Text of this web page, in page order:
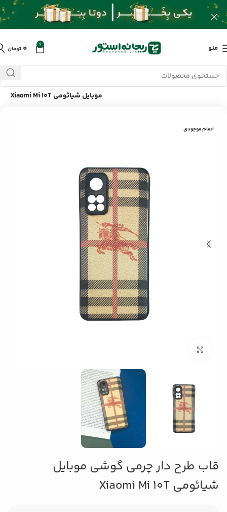
منو 0 ۰ تومان
خانه/محصولات/لوازم جانبی موبایل/قاب طرح دار چرمی گوشی
موبایل شیائومی Xiaomi Mi 10T
اتمام موجودی
قاب طرح دار چرمی گوشی موبایل
شیائومی Xiaomi Mi 10T